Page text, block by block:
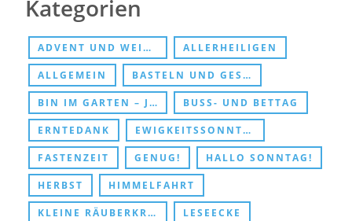
Kategorien
ADVENT UND WEIHNACHTEN ALLERHEILIGEN
ALLGEMEIN BASTELN UND GESCHENKE
BIN IM GARTEN – JESUS TREFFEN BUSS- UND BETTAG
ERNTEDANK EWIGKEITSSONNTAG UND ABSCHIED
FASTENZEIT GENUG! HALLO SONNTAG!
HERBST HIMMELFAHRT
KLEINE RÄUBERKRIPPE LESEECKE